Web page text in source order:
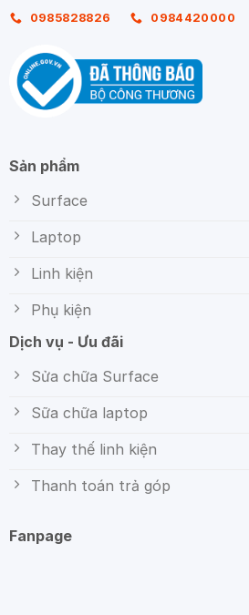
0985828826 0984420000
Sản phẩm
Surface
Laptop
Linh kiện
Phụ kiện
Dịch vụ - Ưu đãi
Sửa chữa Surface
Sữa chữa laptop
Thay thế linh kiện
Thanh toán trả góp
Fanpage